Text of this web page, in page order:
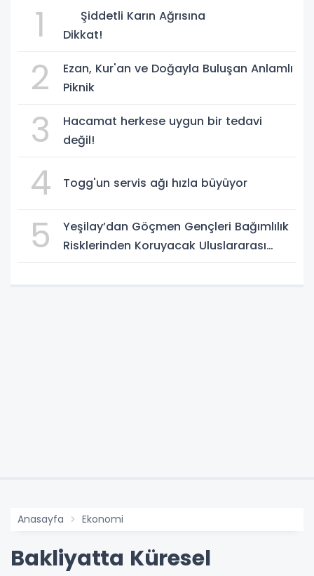
1
Şiddetli Karın Ağrısına
Dikkat!
2
Ezan, Kur'an ve Doğayla Buluşan Anlamlı
Piknik
3
Hacamat herkese uygun bir tedavi
değil!
4 Togg'un servis ağı hızla büyüyor
5
Yeşilay’dan Göçmen Gençleri Bağımlılık
Risklerinden Koruyacak Uluslararası
Anasayfa Ekonomi
Bakliyatta Küresel